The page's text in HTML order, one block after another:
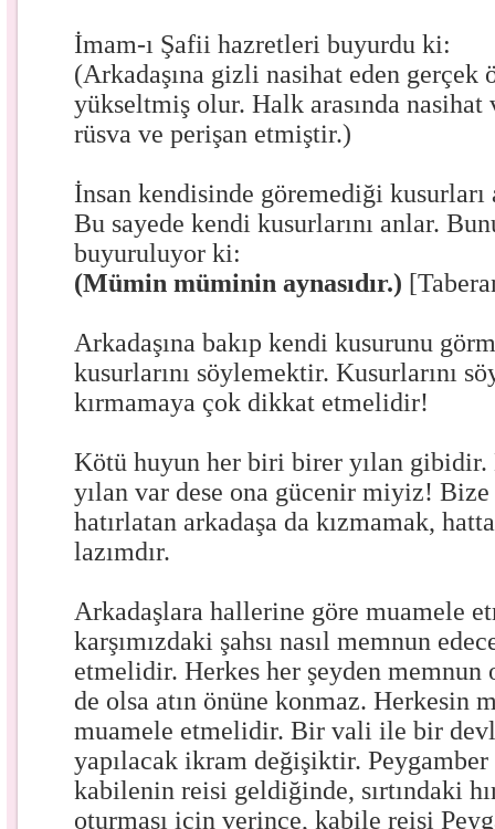
İmam-ı Şafii hazretleri buyurdu ki:
(Arkadaşına gizli nasihat eden gerçek
yükseltmiş olur. Halk arasında
rüsva ve perişan etmiştir.)
İnsan kendisinde göremediği kusurları
Bu sayede kendi kusurlarını anlar.
buyuruluyor ki:
(Mümin müminin aynasıdır.)
Arkadaşına bakıp kendi kusurunu
kusurlarını söylemektir. Kusurlarını
kırmamaya çok dikkat etmelidir!
Kötü huyun her biri birer yılan
yılan var dese ona gücenir miyiz! Bize
hatırlatan arkadaşa da kızmamak,
lazımdır.
Arkadaşlara hallerine göre muamele
karşımızdaki şahsı nasıl memnun
etmelidir. Herkes her şeyden
de olsa atın önüne konmaz. Herkesin
muamele etmelidir. Bir vali ile bir
yapılacak ikram değişiktir.
kabilenin reisi geldiğinde, sırtındaki
oturması için verince, kabile reisi